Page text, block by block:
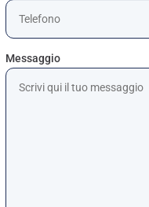
Messaggio